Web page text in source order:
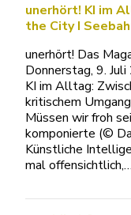
unerhört! KI im
the City I
unerhört! Das
Donnerstag, 9.
KI im Alltag:
kritischem Umgang
Müssen wir froh
komponierte (©
Künstliche
mal offensichtlich,…